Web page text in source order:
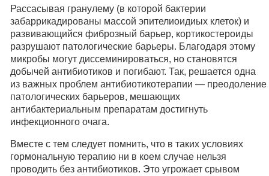
Рассасывая гранулему (в которой бактерии
забаррикадированы массой эпителиоидиых клеток) и
развивающийся фиброзный барьер, кортикостероиды
разрушают патологические барьеры. Благодаря этому
микробы могут диссеминироваться, но становятся
добычей антибиотиков и погибают. Так, решается одна
из важных проблем антибиотикотерапии — преодоление
патологических барьеров, мешающих
антибактериальным препаратам достигнуть
инфекционного очага.
Вместе с тем следует помнить, что в таких условиях
гормональную терапию ни в коем случае нельзя
проводить без антибиотиков. Это угрожает срывом